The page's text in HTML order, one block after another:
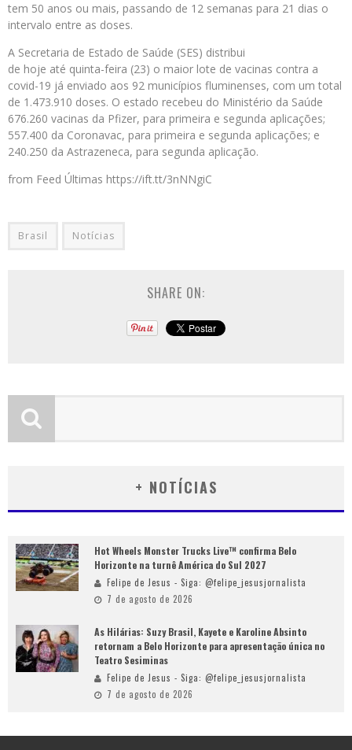
tem 50 anos ou mais, passando de 12 semanas para 21 dias o
intervalo entre as doses.
A Secretaria de Estado de Saúde (SES) distribui
de hoje até quinta-feira (23) o maior lote de vacinas contra a
covid-19 já enviado aos 92 municípios fluminenses, com um total
de 1.473.910 doses. O estado recebeu do Ministério da Saúde
676.260 vacinas da Pfizer, para primeira e segunda aplicações;
557.400 da Coronavac, para primeira e segunda aplicações; e
240.250 da Astrazeneca, para segunda aplicação.
from Feed Últimas https://ift.tt/3nNNgiC
Brasil Notícias
SHARE ON:
+ NOTÍCIAS
Hot Wheels Monster Trucks Live™ confirma Belo
Horizonte na turnê América do Sul 2027
Felipe de Jesus - Siga: @felipe_jesusjornalista
7 de agosto de 2026
As Hilárias: Suzy Brasil, Kayete e Karoline Absinto
retornam a Belo Horizonte para apresentação única no
Teatro Sesiminas
Felipe de Jesus - Siga: @felipe_jesusjornalista
7 de agosto de 2026